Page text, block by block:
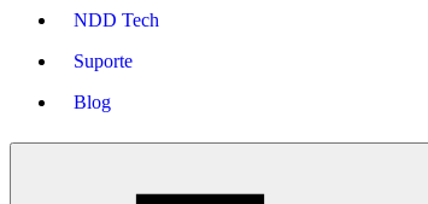
NDD Tech
Suporte
Blog